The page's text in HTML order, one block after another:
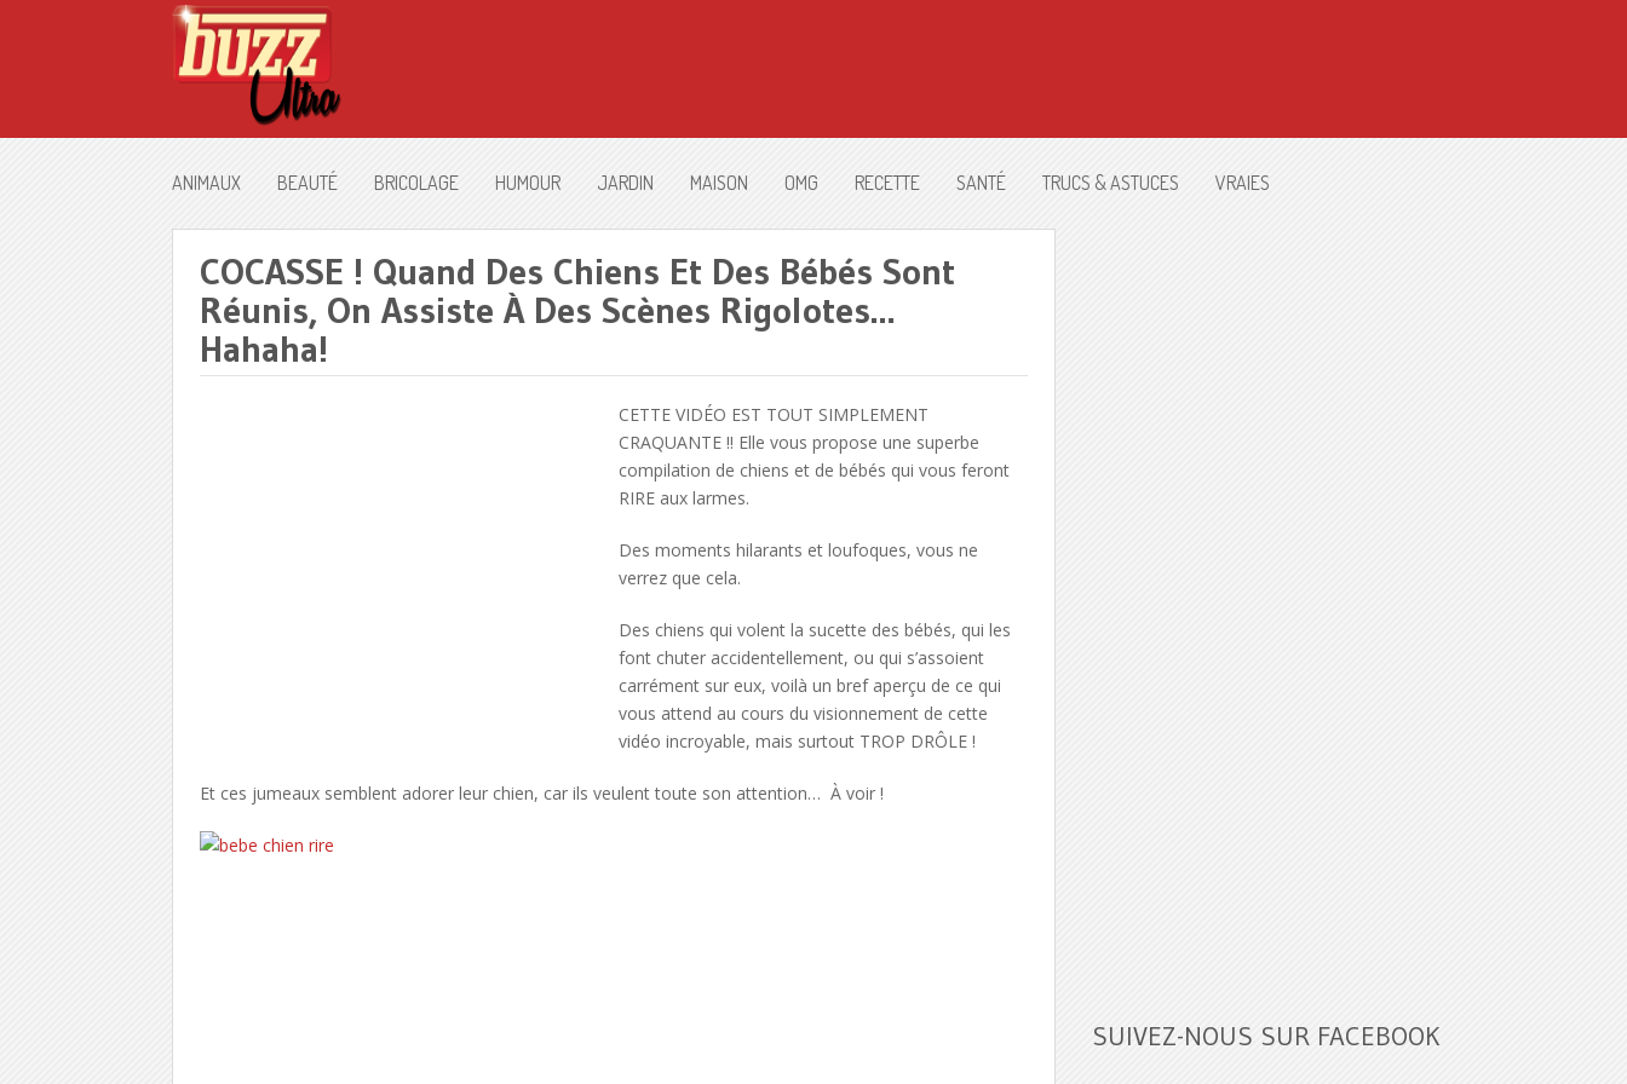
ANIMAUX BEAUTÉ BRICOLAGE HUMOUR JARDIN MAISON OMG RECETTE SANTÉ TRUCS & ASTUCES VRAIES
COCASSE ! Quand Des Chiens Et Des Bébés Sont
Réunis, On Assiste À Des Scènes Rigolotes…
Hahaha!
CETTE VIDÉO EST TOUT SIMPLEMENT
CRAQUANTE !! Elle vous propose une superbe
compilation de chiens et de bébés qui vous feront
RIRE aux larmes.
Des moments hilarants et loufoques, vous ne
verrez que cela.
Des chiens qui volent la sucette des bébés, qui les
font chuter accidentellement, ou qui s’assoient
carrément sur eux, voilà un bref aperçu de ce qui
vous attend au cours du visionnement de cette
vidéo incroyable, mais surtout TROP DRÔLE !
Et ces jumeaux semblent adorer leur chien, car ils veulent toute son attention… À voir !
SUIVEZ-NOUS SUR FACEBOOK